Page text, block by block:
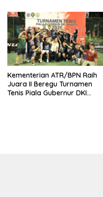
Kementerian ATR/BPN Raih
Juara II Beregu Turnamen
Tenis Piala Gubernur DKI